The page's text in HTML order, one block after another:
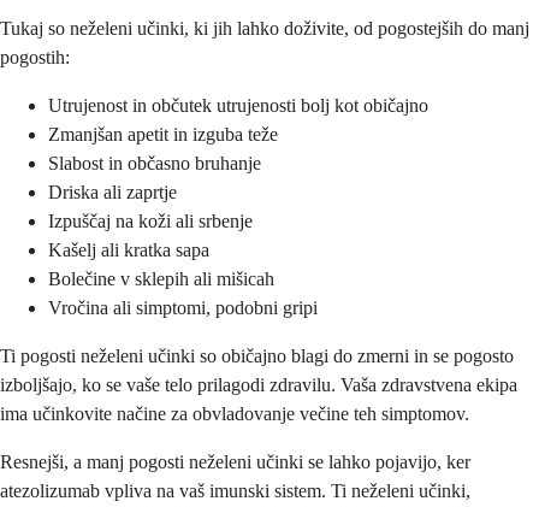
Tukaj so neželeni učinki, ki jih lahko doživite, od pogostejših do manj
pogostih:
Utrujenost in občutek utrujenosti bolj kot običajno
Zmanjšan apetit in izguba teže
Slabost in občasno bruhanje
Driska ali zaprtje
Izpuščaj na koži ali srbenje
Kašelj ali kratka sapa
Bolečine v sklepih ali mišicah
Vročina ali simptomi, podobni gripi
Ti pogosti neželeni učinki so običajno blagi do zmerni in se pogosto
izboljšajo, ko se vaše telo prilagodi zdravilu. Vaša zdravstvena ekipa
ima učinkovite načine za obvladovanje večine teh simptomov.
Resnejši, a manj pogosti neželeni učinki se lahko pojavijo, ker
atezolizumab vpliva na vaš imunski sistem. Ti neželeni učinki,